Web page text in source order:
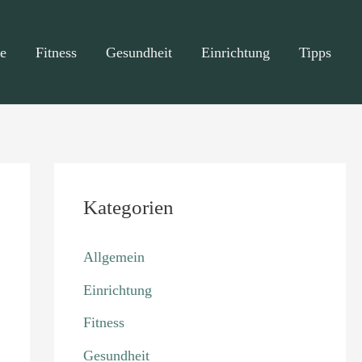
Fitness Gesundheit Einrichtung Tipps
Kategorien
Allgemein
Einrichtung
Fitness
Gesundheit